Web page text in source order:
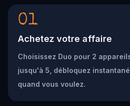
01
Achetez votre affaire
Choisissez Duo pour 2
jusqu'à 5, débloquez
quand vous voulez.